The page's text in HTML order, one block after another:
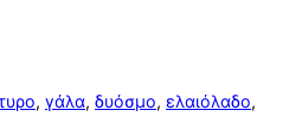
, γάλα, δυόσμο, ελαιόλαδο